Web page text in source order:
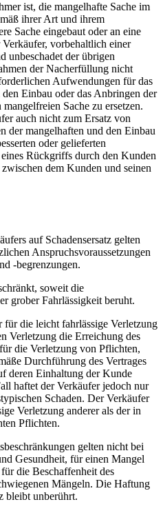
ist, die mangelhafte Sache im
ihrer Art und ihrem
Sache eingebaut oder an eine
Verkäufer, vorbehaltlich einer
unbeschadet der übrigen
der Nacherfüllung nicht
Aufwendungen für das
Einbau oder das Anbringen der
Sache zu ersetzen.
auch nicht zum Ersatz von
der mangelhaften und den Einbau
oder gelieferten
Rückgriffs durch den Kunden
dem Kunden und seinen
auf Schadensersatz gelten
Anspruchsvoraussetzungen
-begrenzungen.
soweit die
grober Fahrlässigkeit beruht.
für die leicht fahrlässige Verletzung
Verletzung die Erreichung des
die Verletzung von Pflichten,
Durchführung des Vertrages
deren Einhaltung der Kunde
haftet der Verkäufer jedoch nur
Schaden. Der Verkäufer
Verletzung anderer als der in
Pflichten.
gelten nicht bei
Gesundheit, für einen Mangel
die Beschaffenheit des
Mängeln. Die Haftung
bleibt unberührt.